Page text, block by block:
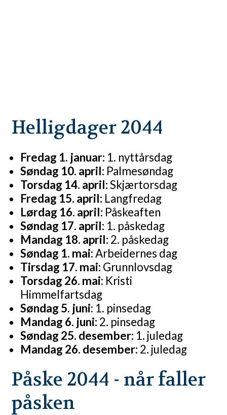
Helligdager 2044
Fredag 1. januar: 1. nyttårsdag
Søndag 10. april: Palmesøndag
Torsdag 14. april:Skjærtorsdag
Fredag 15. april: Langfredag
Lørdag 16. april: Påskeaften
Søndag 17. april: 1. påskedag
Mandag 18. april: 2. påskedag
Søndag 1. mai:Arbeidernes dag
Tirsdag 17. mai: Grunnlovsdag
Torsdag 26. mai: Kristi
Himmelfartsdag
Søndag 5. juni: 1. pinsedag
Mandag 6. juni: 2. pinsedag
Søndag 25. desember: 1. juledag
Mandag 26. desember: 2. juledag
Påske 2044 - når faller
påsken